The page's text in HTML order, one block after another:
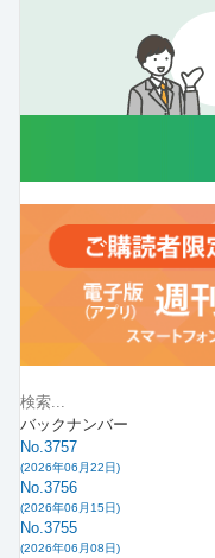
バックナンバー
No.3757
(2026年06月22日)
No.3756
(2026年06月15日)
No.3755
(2026年06月08日)